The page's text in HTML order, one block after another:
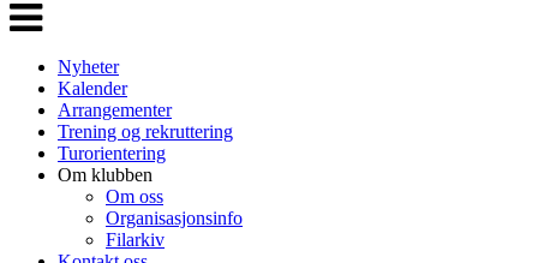
Veksle
navigasjon
Nyheter
Kalender
Arrangementer
Trening og rekruttering
Turorientering
Om klubben
Om oss
Organisasjonsinfo
Filarkiv